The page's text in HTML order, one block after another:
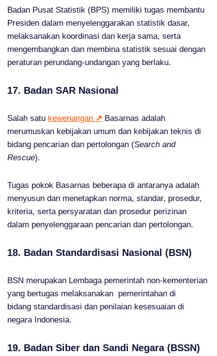
Badan Pusat Statistik (BPS) memiliki tugas membantu
Presiden dalam menyelenggarakan statistik dasar,
melaksanakan koordinasi dan kerja sama, serta
mengembangkan dan membina statistik sesuai dengan
peraturan perundang‑undangan yang berlaku.
17. Badan SAR Nasional
Salah satu kewenangan ↗ Basarnas adalah
merumuskan kebijakan umum dan kebijakan teknis di
bidang pencarian dan pertolongan (Search and
Rescue).
Tugas pokok Basarnas beberapa di antaranya adalah
menyusun dan menetapkan norma, standar, prosedur,
kriteria, serta persyaratan dan prosedur perizinan
dalam penyelenggaraan pencarian dan pertolongan.
18. Badan Standardisasi Nasional (BSN)
BSN merupakan Lembaga pemerintah non-kementerian
yang bertugas melaksanakan pemerintahan di
bidang standardisasi dan penilaian kesesuaian di
negara Indonesia.
19. Badan Siber dan Sandi Negara (BSSN)